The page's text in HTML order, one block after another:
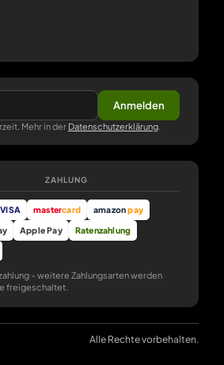
Anmelden
Mehr in der Datenschutzerklärung
ZAHLUNG
VISA mastercard amazonpay
Apple Pay
Ratenzahlung
– weitere Zahlungsarten werden
freigeschaltet.
Alle Rechte vorbehalten.